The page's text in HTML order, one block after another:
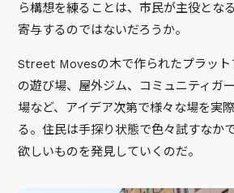
ら構想を練ることは、市民が主役とな
寄与するのではないだろうか。
Street Movesの木で作られたプラット
の遊び場、屋外ジム、コミュニティガ
場など、アイデア次第で様々な場を実
る。住民は手探り状態で色々試すなか
欲しいものを発見していくのだ。